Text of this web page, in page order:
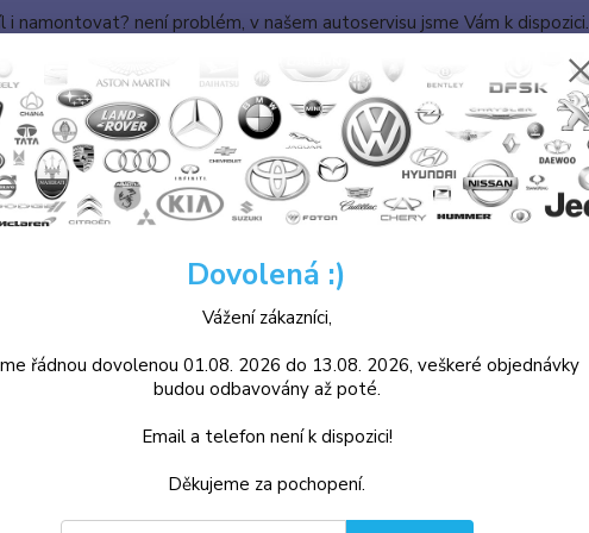
i namontovat? není problém, v našem autoservisu jsme Vám k
KONTAKTY E-KATALOG AUTODÍLŮ
Hledat
Nevíte si
+420
8.00 - 17.00
Startér 020911023F, 020911023FV, 95VW11000BC
Startér Octavia, Bora, Leon, Toledo 1.4 16v, 1.6,
Dovolená :)
Vážení zákazníci,
řádnou dovolenou 01.08. 2026 do 13.08. 2026, veškeré objednávky
budou odbavovány až poté.
Email a telefon není k dispozici!
Děkujeme za pochopení.